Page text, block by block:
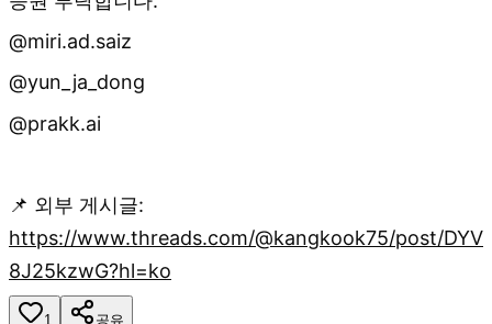
@miri.ad.saiz
@yun_ja_dong
@prakk.ai
📌 외부 게시글:
https://www.threads.com/@kangkook75/post/DYV
8J25kzwG?hl=ko
1 공유